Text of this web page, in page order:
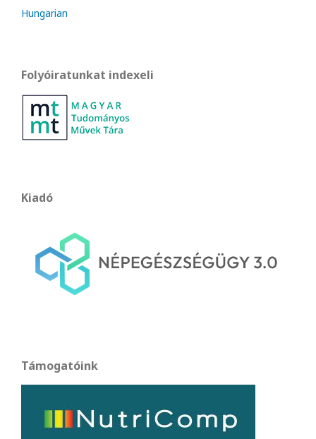
Hungarian
Folyóiratunkat indexeli
Kiadó
Támogatóink